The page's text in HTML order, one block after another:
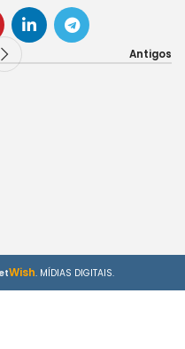
Antigos
Wish. MÍDIAS DIGITAIS.